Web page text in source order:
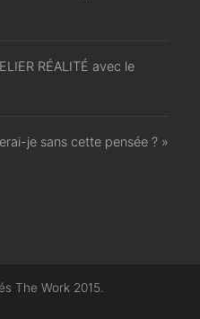
RÉALITÉ avec le
je sans cette pensée ? »
The Work 2015.